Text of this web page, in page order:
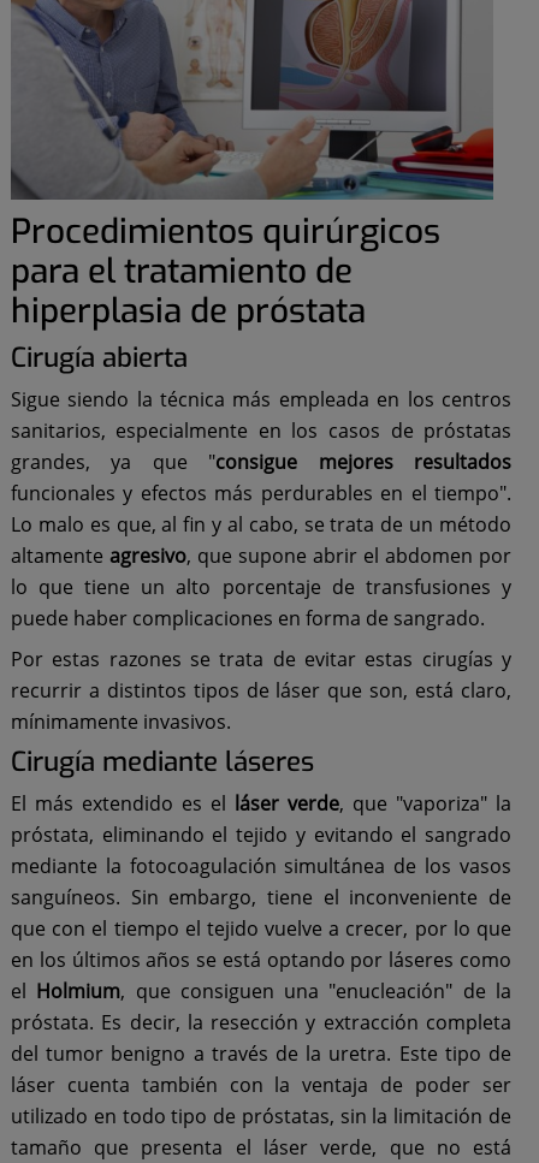
Procedimientos quirúrgicos
para el tratamiento de
hiperplasia de próstata
Cirugía abierta
Sigue siendo la técnica más empleada en los centros
sanitarios, especialmente en los casos de próstatas
grandes, ya que "consigue mejores resultados
funcionales y efectos más perdurables en el tiempo".
Lo malo es que, al fin y al cabo, se trata de un método
altamente agresivo, que supone abrir el abdomen por
lo que tiene un alto porcentaje de transfusiones y
puede haber complicaciones en forma de sangrado.
Por estas razones se trata de evitar estas cirugías y
recurrir a distintos tipos de láser que son, está claro,
mínimamente invasivos.
Cirugía mediante láseres
El más extendido es el láser verde, que "vaporiza" la
próstata, eliminando el tejido y evitando el sangrado
mediante la fotocoagulación simultánea de los vasos
sanguíneos. Sin embargo, tiene el inconveniente de
que con el tiempo el tejido vuelve a crecer, por lo que
en los últimos años se está optando por láseres como
el Holmium, que consiguen una "enucleación" de la
próstata. Es decir, la resección y extracción completa
del tumor benigno a través de la uretra. Este tipo de
láser cuenta también con la ventaja de poder ser
utilizado en todo tipo de próstatas, sin la limitación de
tamaño que presenta el láser verde, que no está